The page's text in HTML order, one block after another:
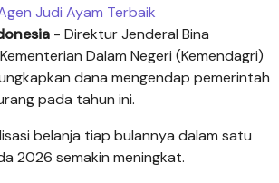
Judi Ayam Terbaik
- Direktur Jenderal Bina
Dalam Negeri (Kemendagri)
dana mengendap pemerintah
pada tahun ini.
belanja tiap bulannya dalam satu
2026 semakin meningkat.